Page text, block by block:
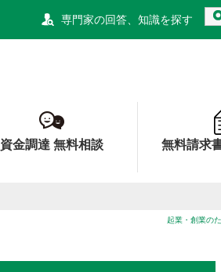
専門家の回答、知識を探す
資金調達 無料相談 無料請求
起業・創業の